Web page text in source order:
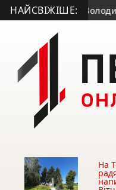
НАЙСВІЖІШЕ:
пам’яті
На